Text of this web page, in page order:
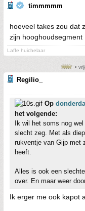
timmmmm
hoeveel takes zou dat
zijn hooghoudsegment
Laffe huichelaar
•
Regilio_
Op
het volgende:
Ik wil het soms nog
slecht zeg. Met als
rukventje van Gijp met
heeft.
Alles is ook een
over. En maar weer
Ik erger me ook kapot